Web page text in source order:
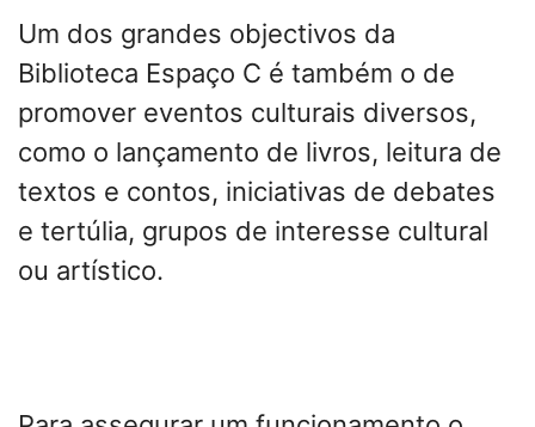
Um dos grandes objectivos da
Biblioteca Espaço C é também o de
promover eventos culturais diversos,
como o lançamento de livros, leitura de
textos e contos, iniciativas de debates
e tertúlia, grupos de interesse cultural
ou artístico.